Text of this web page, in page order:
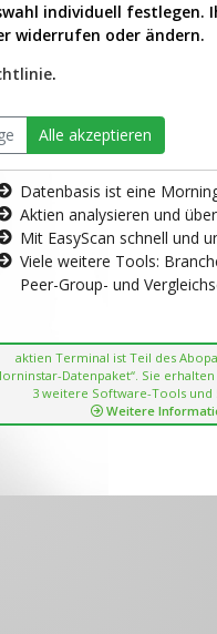
Datenbasis ist eine
Aktien analysieren und
Mit EasyScan schnell und
Viele weitere Tools:
Peer-Group- und
aktien Terminal ist Teil des
Datenpaket“. Sie
3 weitere Software-Tools und
Weitere
individuell festlegen.
widerrufen oder ändern.
.
Alle akzeptieren